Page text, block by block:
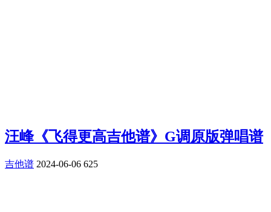
汪峰《飞得更高吉他谱》G调原版弹唱谱
吉他谱 2024-06-06 625